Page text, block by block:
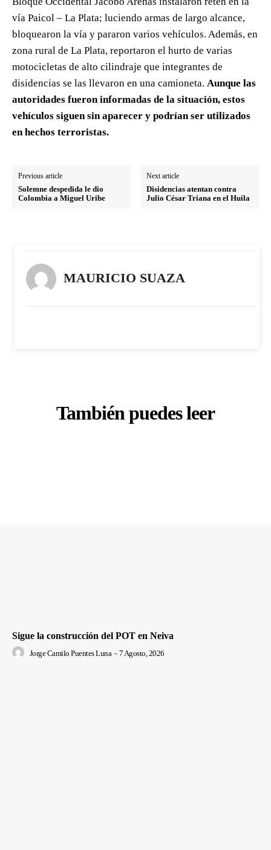
vía Paicol – La Plata; luciendo armas de largo alcance,
bloquearon la vía y pararon varios vehículos. Además, en
zona rural de La Plata, reportaron el hurto de varias
motocicletas de alto cilindraje que integrantes de
disidencias se las llevaron en una camioneta. Aunque las
autoridades fueron informadas de la situación, estos
vehículos siguen sin aparecer y podrían ser utilizados
en hechos terroristas.
Previous article
Solemne despedida le dio
Colombia a Miguel Uribe
Next article
Disidencias atentan contra
Julio César Triana en el Huila
MAURICIO SUAZA
También puedes leer
Sigue la construcción del POT en Neiva
Jorge Camilo Puentes Luna - 7 Agosto, 2026